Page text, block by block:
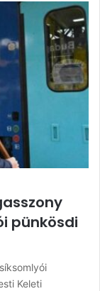
pünkösdi
Keleti